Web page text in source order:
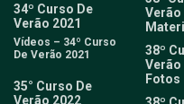
34º Curso De
Verão 2021
Vídeos – 34º Curso
De Verão 2021
35° Curso De
Verão 2022
Verão
38º
Verão
Fotos